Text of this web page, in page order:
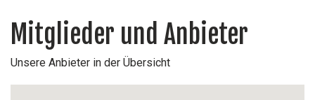
Mitglieder und Anbieter
Unsere Anbieter in der Übersicht